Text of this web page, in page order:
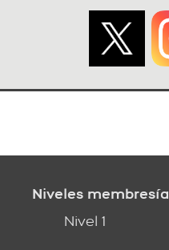
Niveles membresía
Nivel 1